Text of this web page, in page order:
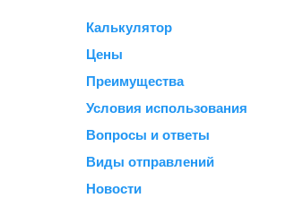
Калькулятор
Цены
Преимущества
Условия использования
Вопросы и ответы
Виды отправлений
Новости